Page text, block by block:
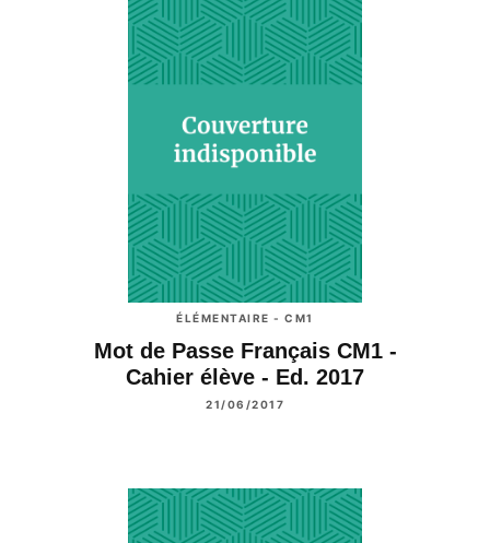
ÉLÉMENTAIRE - CM1
Mot de Passe Français CM1 -
Cahier élève - Ed. 2017
21/06/2017